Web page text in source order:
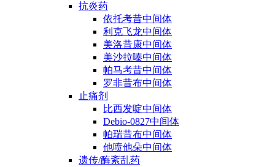
抗炎药
依托考昔中间体
利克飞龙中间体
美洛昔康中间体
美沙拉嗪中间体
帕马考昔中间体
罗非昔布中间体
止痛剂
比西发啶中间体
Debio-0827中间体
帕瑞昔布中间体
他喷他朵中间体
遗传/酶紊乱药